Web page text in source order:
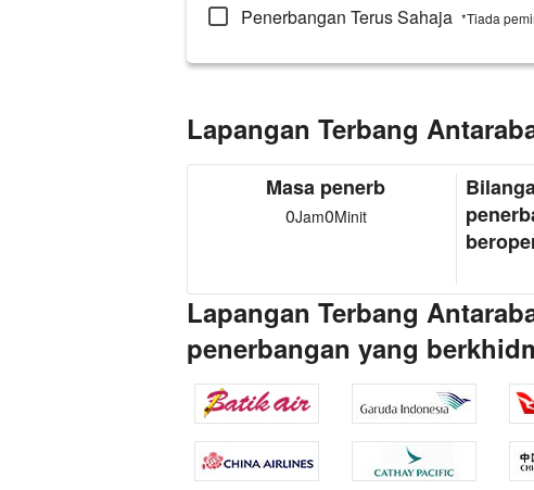
Penerbangan Terus Sahaja *Tiada
Lapangan Terbang
Masa penerb
0Jam0Minit
Lapangan Terbang
penerbangan yang